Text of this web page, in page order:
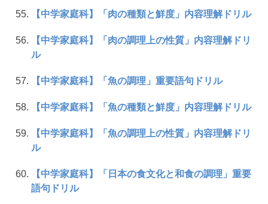
【中学家庭科】「肉の種類と鮮度」内容理解ドリル
【中学家庭科】「肉の調理上の性質」内容理解ドリ
ル
【中学家庭科】「魚の調理」重要語句ドリル
【中学家庭科】「魚の種類と鮮度」内容理解ドリル
【中学家庭科】「魚の調理上の性質」内容理解ドリ
ル
【中学家庭科】「日本の食文化と和食の調理」重要
語句ドリル